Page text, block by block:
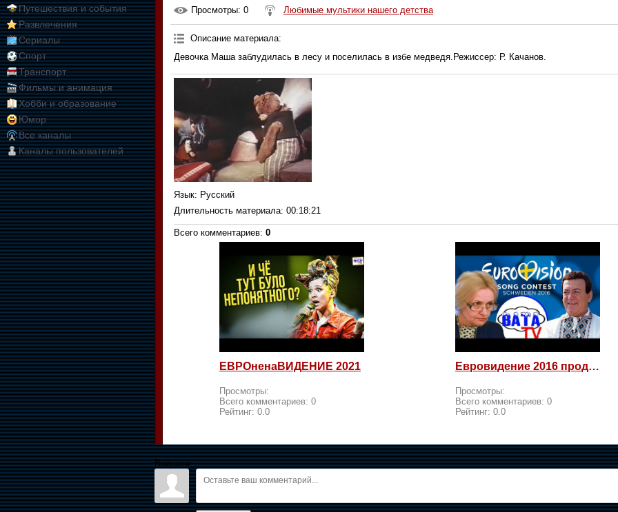
Путешествия и события
Развлечения
Сериалы
Спорт
Транспорт
Фильмы и анимация
Хобби и образование
Юмор
Все каналы
Каналы пользователей
Просмотры: 0 Любимые мультики нашего детства
Описание материала:
Девочка Маша заблудилась в лесу и поселилась в избе медведя.Режиссер: Р. Качанов.
Язык: Русский
Длительность материала: 00:18:21
Всего комментариев: 0
ЕВРОненаВИДЕНИЕ 2021
Просмотры:
Всего комментариев: 0
Рейтинг: 0.0
Евровидение 2016 продолжается! Россия возмущается и посылает
Просмотры:
Всего комментариев: 0
Рейтинг: 0.0
Войдите: